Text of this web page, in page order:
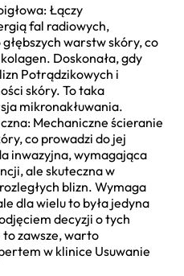
Łączy
fal radiowych,
warstw skóry, co
Doskonała, gdy
Potrądzikowych i
skóry. To taka
mikronakłuwania.
Mechaniczne ścieranie
co prowadzi do jej
inwazyjna, wymagająca
ale skuteczna w
blizn. Wymaga
dla wielu to była jedyna
decyzji o tych
to zawsze, warto
w klinice Usuwanie